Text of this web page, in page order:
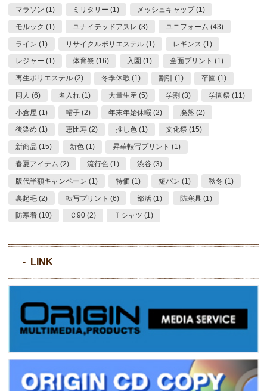
マラソン (1) ミリタリー (1) メッシュキャップ (1)
モルック (1) ユナイテッドアスレ (3) ユニフォーム (43)
ライン (1) リサイクルポリエステル (1) レギンス (1)
レジャー (1) 体育祭 (16) 入園 (1) 全面プリント (1)
再生ポリエステル (2) 冬季休暇 (1) 割引 (1) 卒園 (1)
同人 (6) 名入れ (1) 大量生産 (5) 学割 (3) 学園祭 (11)
小倉屋 (1) 帽子 (2) 年末年始休暇 (2) 廃盤 (2)
後染め (1) 恵比寿 (2) 推し色 (1) 文化祭 (15)
新商品 (15) 新色 (1) 昇華転写プリント (1)
春夏アイテム (2) 流行色 (1) 渋谷 (3)
版代半額キャンペーン (1) 特価 (1) 短パン (1) 秋冬 (1)
裏起毛 (2) 転写プリント (6) 部活 (1) 防寒具 (1)
防寒着 (10) Ｃ90 (2) Ｔシャツ (1)
LINK